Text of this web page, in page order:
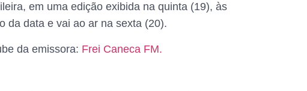
em uma edição exibida na quinta (19), às
da data e vai ao ar na sexta (20).
da emissora: Frei Caneca FM.